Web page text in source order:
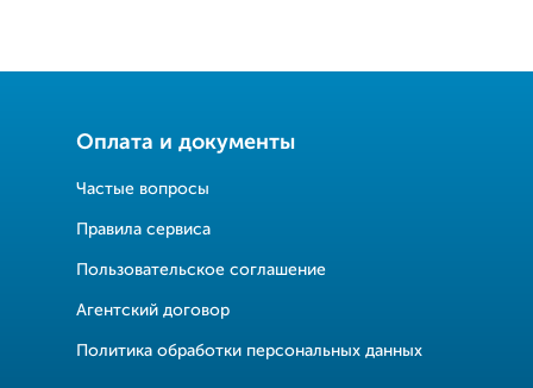
Оплата и документы
Частые вопросы
Правила сервиса
Пользовательское соглашение
Агентский договор
Политика обработки персональных данных